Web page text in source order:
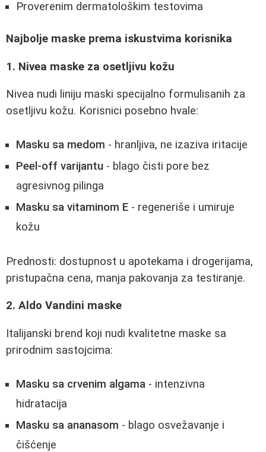
Proverenim dermatološkim testovima
Najbolje maske prema iskustvima korisnika
1. Nivea maske za osetljivu kožu
Nivea nudi liniju maski specijalno formulisanih za
osetljivu kožu. Korisnici posebno hvale:
Masku sa medom - hranljiva, ne izaziva iritacije
Peel-off varijantu - blago čisti pore bez
agresivnog pilinga
Masku sa vitaminom E - regeneriše i umiruje
kožu
Prednosti: dostupnost u apotekama i drogerijama,
pristupačna cena, manja pakovanja za testiranje.
2. Aldo Vandini maske
Italijanski brend koji nudi kvalitetne maske sa
prirodnim sastojcima:
Masku sa crvenim algama - intenzivna
hidratacija
Masku sa ananasom - blago osvežavanje i
čišćenje